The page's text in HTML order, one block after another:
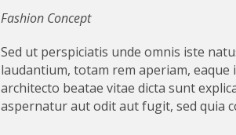
Fashion Concept
Sed ut perspiciatis unde omnis iste
laudantium, totam rem aperiam,
architecto beatae vitae dicta sunt
aspernatur aut odit aut fugit, sed quia